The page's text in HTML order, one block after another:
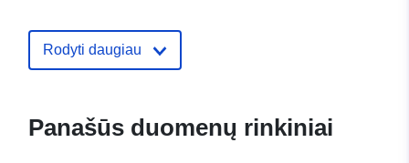
El. paštas:
Rodyti daugiau
Panašūs duomenų rinkiniai